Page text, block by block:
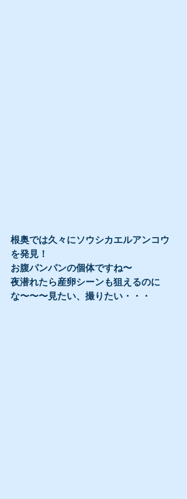
根奥では久々にソウシカエルアンコウ
を発見！
お腹パンパンの個体ですね〜
夜潜れたら産卵シーンも狙えるのに
な〜〜〜見たい、撮りたい・・・